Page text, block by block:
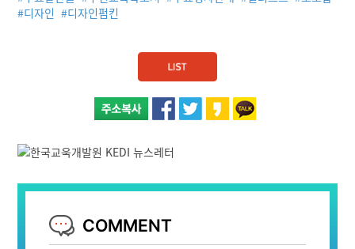
#디자인 #디자인펌킨
COMMENT